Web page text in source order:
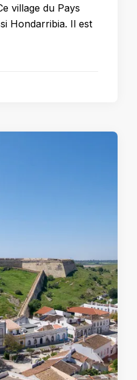
village du Pays
Hondarribia. Il est